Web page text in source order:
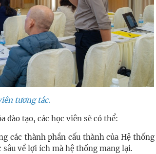
tương tác.
đào tạo, các học viên sẽ có thể:
các thành phần cấu thành của Hệ thống
về lợi ích mà hệ thống mang lại.